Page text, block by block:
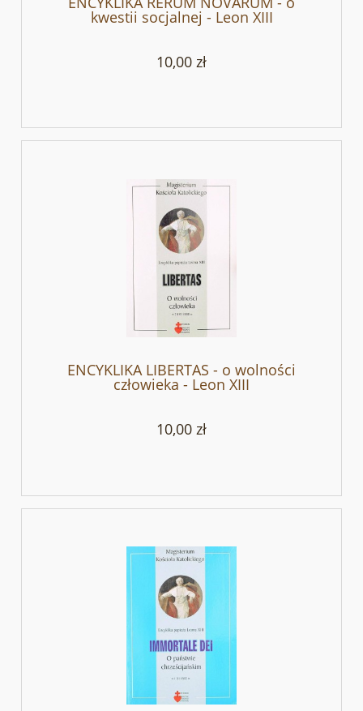
kwestii socjalnej - Leon XIII
10,00 zł
ENCYKLIKA LIBERTAS - o wolności
człowieka - Leon XIII
10,00 zł